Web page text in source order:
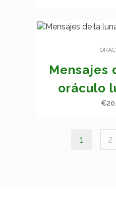
Mensajes
oráculo
€
1 2